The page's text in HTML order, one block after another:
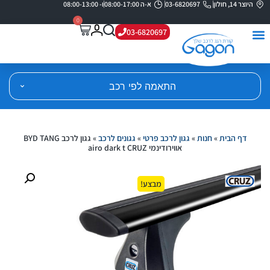
היוצר 14, חולון 03-6820697 א-ה 08:00-17:00 ו- 08:00-13:00
03-6820697
0
התאמה לפי רכב
דף הבית»חנות» גגון לרכב פרטי» גגונים לרכב»
גגון לרכב BYD TANG
אווירודינמי airo dark t CRUZ
מבצע!